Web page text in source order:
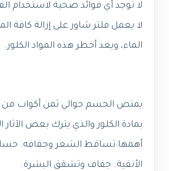
لا توجد أي فوائد صحية لاستخدام
لا يعمل فلتر شاور على إزالة كافة
الماء، ويعد أخطر هذه المواد الكلور.
يمتص الجسم حوالي ثمن أكواب من
بمادة الكلور والذي يترك بعض
أهمها:تساقط الشعر وجفافه.
الأنفية. جفاف وتشقق البشرة.